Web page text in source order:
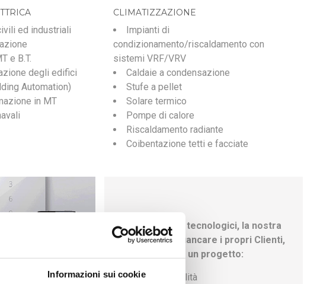
Informazioni sui cookie
ed industriali
e B.T.
degli edifici
Automation)
in MT
CLIMATIZZAZIONE
Impianti di
condizionamento/riscaldamento con
sistemi VRF/VRV
Caldaie a condensazione
Stufe a pellet
Solare termico
Pompe di calore
Riscaldamento radiante
Coibentazione tetti e facciate
In questi settori tecnologici, la nostra
azienda, può affiancare i propri Clienti,
in tutte le fasi di un progetto:
√ Studio di fattibilità